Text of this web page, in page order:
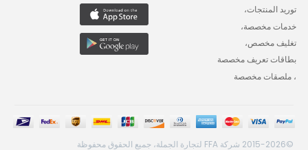
توريد المنتجات،
خدمات مخصصة،
تغليف مخصص،
بطاقات تعريف مخصصة
، ملصقات مخصصة
©2015-2026 شركة FFA لتجارة الجملة، جميع الحقوق محفوظة